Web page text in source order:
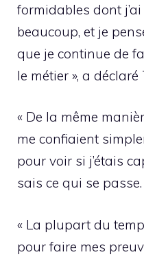
formidables dont
beaucoup, et je
que je continue de
le métier », a
« De la même
me confiaient
pour voir si j’étais
sais ce qui se passe.
« La plupart du
pour faire mes